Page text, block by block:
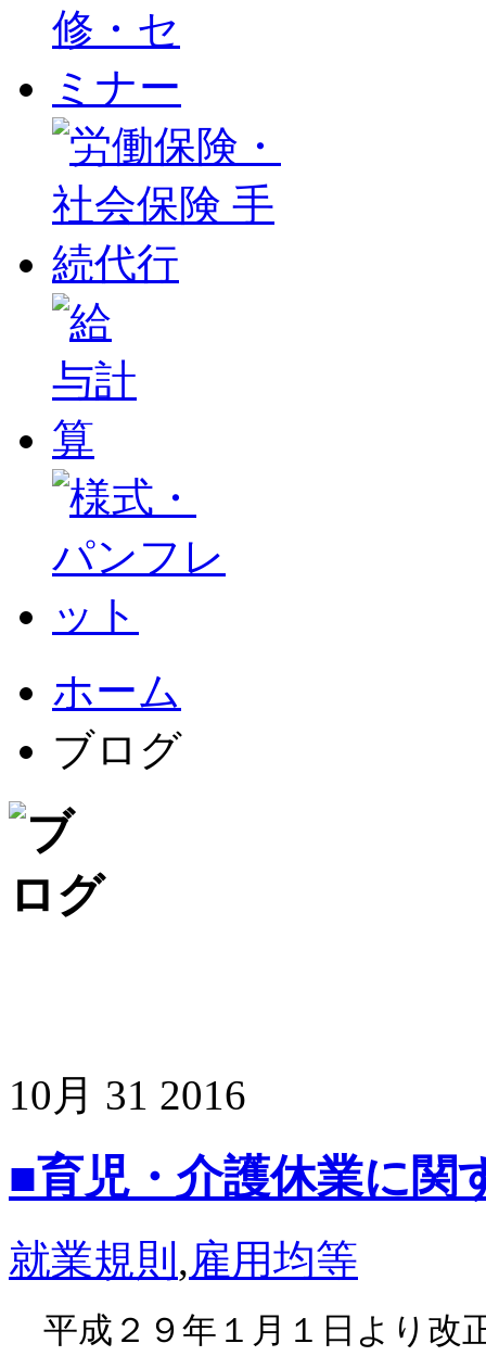
ホーム
ブログ
10月 31 2016
■育児・介護休業に関
就業規則, 雇用均等
平成２９年１月１日より改